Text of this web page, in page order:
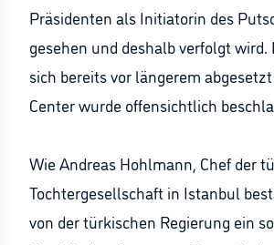
Präsidenten als Initiatorin des
gesehen und deshalb verfolgt wird.
sich bereits vor längerem
Center wurde offensichtlich
Wie Andreas Hohlmann, Chef der
Tochtergesellschaft in Istanbul
von der türkischen Regierung ein